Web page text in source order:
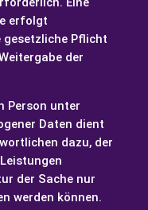
erfolgt
Pflicht
der
Person unter
Daten dient
dazu, der
der Sache nur
werden können.